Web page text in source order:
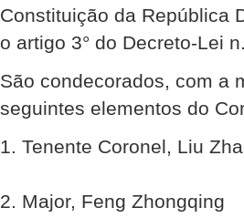
Constituição da República
o artigo 3° do Decreto-Lei
São condecorados, com a
seguintes elementos do
1. Tenente Coronel, Liu
2. Major, Feng Zhongqing